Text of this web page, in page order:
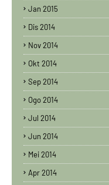
Jan 2015
Dis 2014
Nov 2014
Okt 2014
Sep 2014
Ogo 2014
Jul 2014
Jun 2014
Mei 2014
Apr 2014